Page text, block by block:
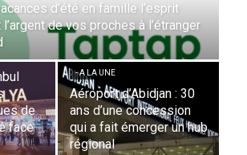
: Comment Royal Air Maroc fait de
le moteur de son hub de
:
à
globale
- A LA UNE
Nominations : Sadri
Essid à la tête de la
Représentation d’Air
France en Tunisie et
Lionel Rault aux
commandes de la région
ANSCO